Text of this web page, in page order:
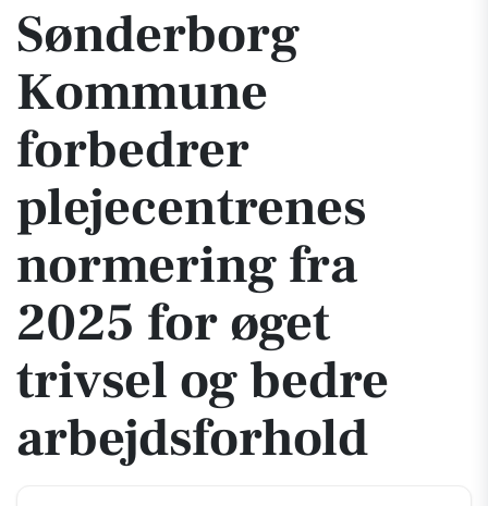
Sønderborg
Kommune
forbedrer
plejecentrenes
normering fra
2025 for øget
trivsel og bedre
arbejdsforhold